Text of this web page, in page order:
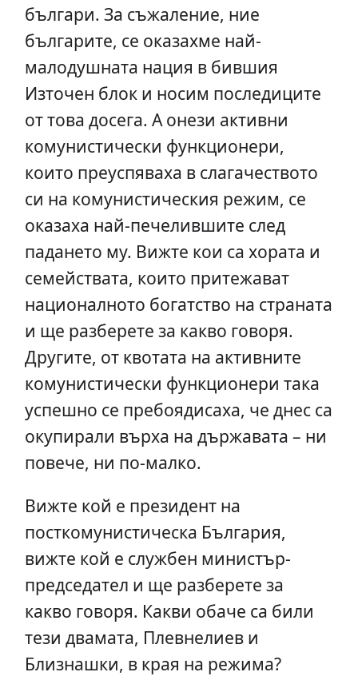
българи. За съжаление, ние
българите, се оказахме най-
малодушната нация в бившия
Източен блок и носим последиците
от това досега. А онези активни
комунистически функционери,
които преуспяваха в слагачеството
си на комунистическия режим, се
оказаха най-печелившите след
падането му. Вижте кои са хората и
семействата, които притежават
националното богатство на страната
и ще разберете за какво говоря.
Другите, от квотата на активните
комунистически функционери така
успешно се пребоядисаха, че днес са
окупирали върха на държавата – ни
повече, ни по-малко.
Вижте кой е президент на
посткомунистическа България,
вижте кой е службен министър-
председател и ще разберете за
какво говоря. Какви обаче са били
тези двамата, Плевнелиев и
Близнашки, в края на режима?